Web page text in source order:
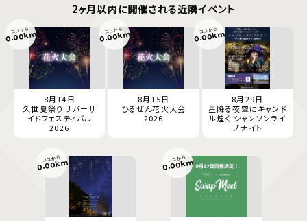
2ヶ月以内に開催される近隣イベント
8月14日
久世夏祭り リバーサ
イドフェスティバル
2026
ココから
0.00km
8月15日
ひるぜん花火大会
2026
ココから
0.00km
8月29日
星降る夜空にキャンド
ル煌く シャンソンライ
ブナイト
ココから
0.00km
ココから
0.00km ココから
0.00km